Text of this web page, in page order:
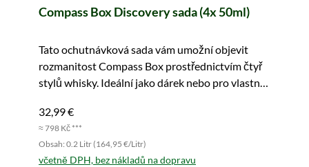
Compass Box Discovery sada (4x 50ml)
Tato ochutnávková sada vám umožní objevit
rozmanitost Compass Box prostřednictvím čtyř
stylů whisky. Ideální jako dárek nebo pro vlastní
32,99 €
≈ 798 Kč ***
Obsah: 0.2 Litr (164,95 €/Litr)
včetně DPH, bez nákladů na dopravu